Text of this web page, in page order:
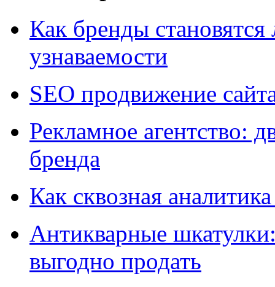
Как бренды
узнаваемости
SEO продвижение
Рекламное агентство:
бренда
Как сквозная
Антикварные
выгодно продать